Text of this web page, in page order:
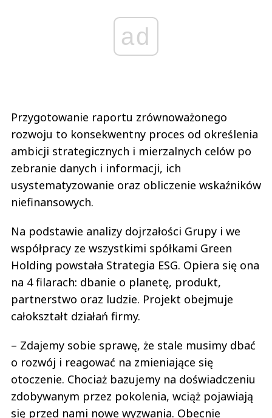
ad
Przygotowanie raportu zrównoważonego
rozwoju to konsekwentny proces od określenia
ambicji strategicznych i mierzalnych celów po
zebranie danych i informacji, ich
usystematyzowanie oraz obliczenie wskaźników
niefinansowych.
Na podstawie analizy dojrzałości Grupy i we
współpracy ze wszystkimi spółkami Green
Holding powstała Strategia ESG. Opiera się ona
na 4 filarach: dbanie o planetę, produkt,
partnerstwo oraz ludzie. Projekt obejmuje
całokształt działań firmy.
– Zdajemy sobie sprawę, że stale musimy dbać
o rozwój i reagować na zmieniające się
otoczenie. Chociaż bazujemy na doświadczeniu
zdobywanym przez pokolenia, wciąż pojawiają
się przed nami nowe wyzwania. Obecnie